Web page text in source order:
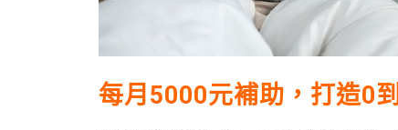
每月5000元補助，打造0